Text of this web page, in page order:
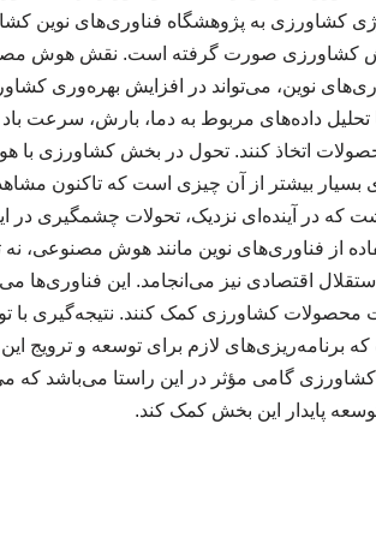
کشاورزی به پژوهشگاه فناوری‌های نوین
کشاورزی صورت گرفته است. نقش هوش
نوین، می‌تواند در افزایش بهره‌وری
تحلیل داده‌های مربوط به دما، بارش، سرعت
اتخاذ کنند. تحول در بخش کشاورزی
بیشتر از آن چیزی است که تاکنون
که در آینده‌ای نزدیک، تحولات چشمگیری
از فناوری‌های نوین مانند هوش مصنوعی،
اقتصادی نیز می‌انجامد. این فناوری‌ها
کشاورزی کمک کنند. نتیجه‌گیری با
برنامه‌ریزی‌های لازم برای توسعه و ترویج
گامی مؤثر در این راستا می‌باشد که
پایدار این بخش کمک کند.